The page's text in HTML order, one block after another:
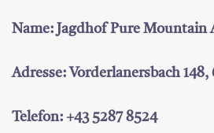
Name: Jagdhof Pure Mountain
Adresse: Vorderlanersbach 148,
Telefon: +43 5287 8524